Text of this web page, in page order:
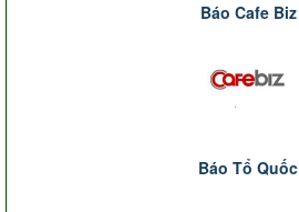
Báo Cafe Biz
Báo Tổ Quốc